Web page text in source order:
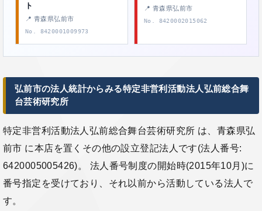
ト
📍 青森県弘前市
No. 8420001009973
📍 青森県弘前市
No. 8420002015062
弘前市の法人統計からみる特定非営利活動法人弘前総合舞
台芸術研究所
特定非営利活動法人弘前総合舞台芸術研究所 は、青森県弘
前市 に本店を置くその他の設立登記法人です(法人番号:
6420005005426)。 法人番号制度の開始時(2015年10月)に
番号指定を受けており、それ以前から活動している法人で
す。